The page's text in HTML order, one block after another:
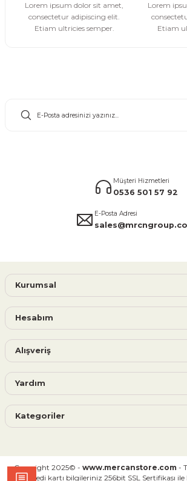
Lorem ipsum dolor sit amet,
consectetur adipiscing elit.
Etiam ultricies semper.
Lorem
Etiam
Müşteri Hizmetleri
0536 501 57 92
E-Posta Adresi
Kurumsal
Hesabım
Alışveriş
Yardım
Kategoriler
Copyright 2025© - www.mercanstore.com -
Kredi kartı bilgileriniz 256bit SSL Sertifikası